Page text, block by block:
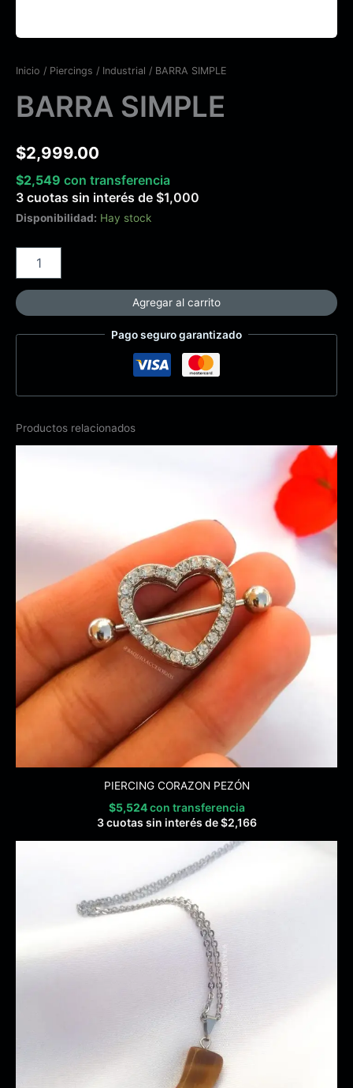
Inicio / Piercings / Industrial / BARRA SIMPLE
BARRA SIMPLE
$2,999.00
$2,549 con transferencia
3 cuotas sin interés de $1,000
Disponibilidad: Hay stock
Agregar al carrito
Pago seguro garantizado
Productos relacionados
PIERCING CORAZON PEZÓN
$5,524 con transferencia
3 cuotas sin interés de$2,166